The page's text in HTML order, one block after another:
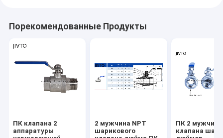
Порекомендованные Продукты
ПК клапана 2
аппаратуры
2 мужчина NPT
шарикового
ПК 2 мужчина
клапана